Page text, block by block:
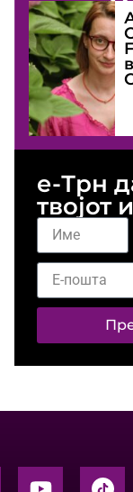
е-Трн
твојот